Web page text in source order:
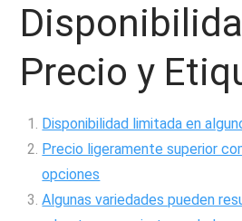
Precio y
Disponibilidad limitada en
Precio ligeramente superior
opciones
Algunas variedades pueden